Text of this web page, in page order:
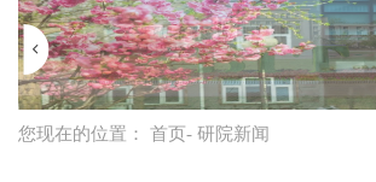
您现在的位置： 首页- 研院新闻